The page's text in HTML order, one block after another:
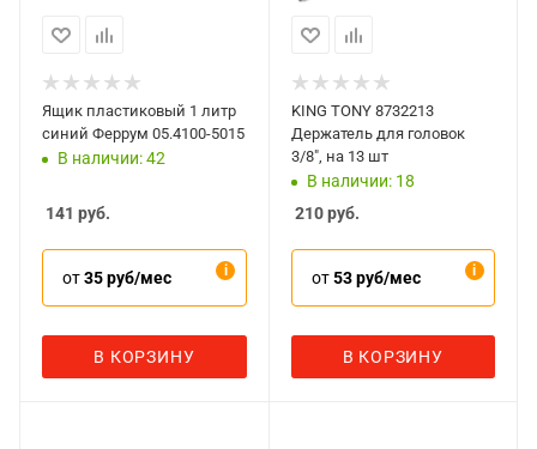
Ящик пластиковый 1 литр
синий Феррум 05.4100-5015
В наличии: 42
141 руб.
от35 руб/мес
В КОРЗИНУ
KING TONY 8732213
Держатель для головок
3/8", на 13 шт
В наличии: 18
210руб.
от53 руб/мес
В КОРЗИНУ